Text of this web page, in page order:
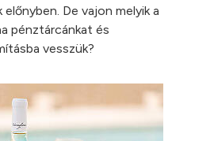
De vajon melyik a
pénztárcánkat és
vesszük?